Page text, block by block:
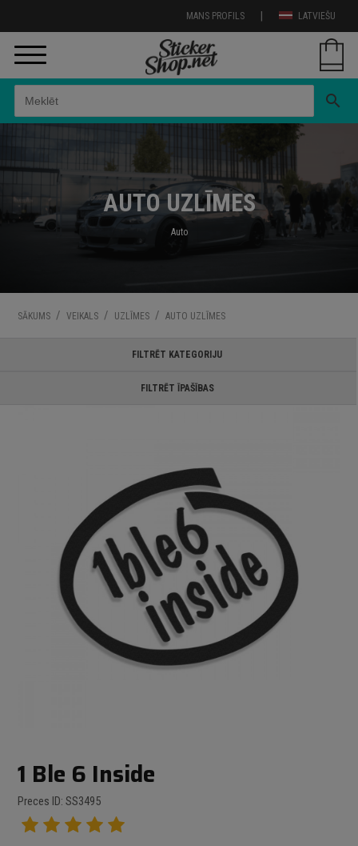
LATVIEŠU
|
MANS PROFILS
search
AUTO UZLĪMES
Auto
SĀKUMS / VEIKALS / UZLĪMES / AUTO UZLĪMES
FILTRĒT KATEGORIJU
FILTRĒT ĪPAŠĪBAS
1 Ble 6 Inside
Preces ID: SS3495